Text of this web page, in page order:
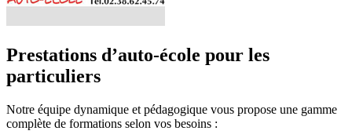
Prestations d’auto-école pour les
particuliers
Notre équipe dynamique et pédagogique vous propose une gamme
complète de formations selon vos besoins :